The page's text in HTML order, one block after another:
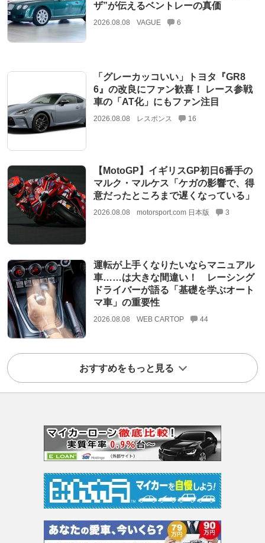
ザ”が伝えるベントレーの真価
2026.08.08 VAGUE 6
「グレーカッコいい」トヨタ『GR8
6』の改良にファン歓喜！ レース参戦
車の「AT化」にもファン注目
2026.08.08 レスポンス 16
【MotoGP】イギリスGP初日6番手の
マルク・マルケス「ケガの影響で、得
意だったところまで遅くなっている」
2026.08.08 motorsport.com 日本版 3
運転が上手くなりたいならマニュアル
車……は大きな間違い！ レーシング
ドライバーが語る「基礎を学ぶオート
マ車」の重要性
2026.08.08 WEB CARTOP 44
おすすめをもっと見る